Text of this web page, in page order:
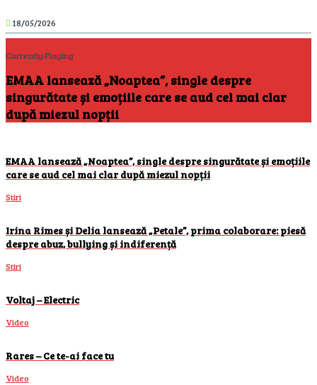
18/05/2026
Currently Playing
EMAA lansează „Noaptea”, single despre
singurătate și emoțiile care se aud cel mai clar
după miezul nopții
EMAA lansează „Noaptea”, single despre singurătate și emoțiile
care se aud cel mai clar după miezul nopții
Stiri
Irina Rimes și Delia lansează „Petale”, prima colaborare: piesă
despre abuz, bullying și indiferență
Stiri
Voltaj – Electric
Video
Rares – Ce te-ai face tu
Video